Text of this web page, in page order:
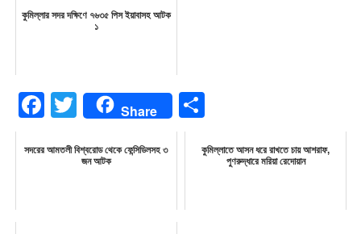
কুমিল্লার সদর দক্ষিণে ৭৬৩৫ পিস ইয়াবাসহ আটক
১
Facebook
Twitter Share
সদরের আমতলী বিশ্বরোড থেকে ফেন্সিডিলসহ ৩
জন আটক
কুমিল্লাতে আসন ধরে রাখতে চায় আশরাফ,
পুণরুদ্ধারে মরিয়া রেদোয়ান